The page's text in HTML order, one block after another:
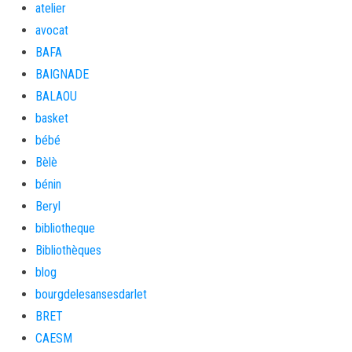
atelier
avocat
BAFA
BAIGNADE
BALAOU
basket
bébé
Bèlè
bénin
Beryl
bibliotheque
Bibliothèques
blog
bourgdelesansesdarlet
BRET
CAESM